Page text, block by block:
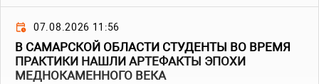
07.08.2026 11:56
В САМАРСКОЙ ОБЛАСТИ СТУДЕНТЫ ВО ВРЕМЯ
ПРАКТИКИ НАШЛИ АРТЕФАКТЫ ЭПОХИ
МЕДНОКАМЕННОГО ВЕКА